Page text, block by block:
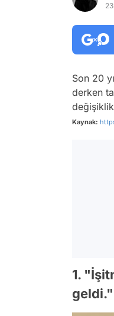
Son 20
derken
Kaynak:
1.
geldi."